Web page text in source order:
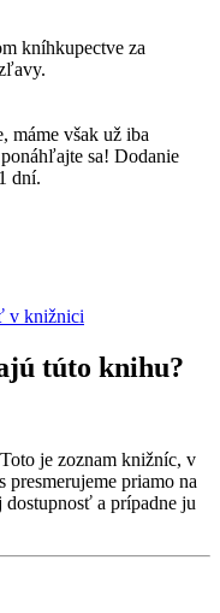
kníhkupectve za
máme však už iba
sa! Dodanie
dní.
v knižnici
túto knihu?
je zoznam knižníc, v
priamo na
a prípadne ju